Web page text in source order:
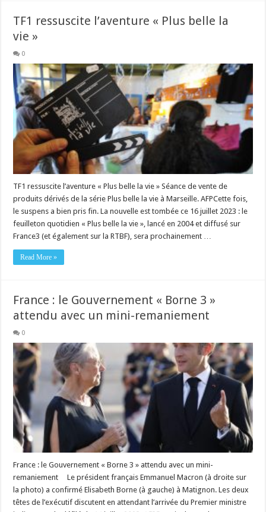
TF1 ressuscite l’aventure « Plus belle la
vie »
0
TF1 ressuscite l’aventure « Plus belle la vie » Séance de vente de
produits dérivés de la série Plus belle la vie à Marseille. AFPCette fois,
le suspens a bien pris fin. La nouvelle est tombée ce 16 juillet 2023 : le
feuilleton quotidien « Plus belle la vie », lancé en 2004 et diffusé sur
France3 (et également sur la RTBF), sera prochainement …
Read More »
France : le Gouvernement « Borne 3 »
attendu avec un mini-remaniement
0
France : le Gouvernement « Borne 3 » attendu avec un mini-
remaniement Le président français Emmanuel Macron (à droite sur
la photo) a confirmé Elisabeth Borne (à gauche) à Matignon. Les deux
têtes de l’exécutif discutent en attendant l’arrivée du Premier ministre